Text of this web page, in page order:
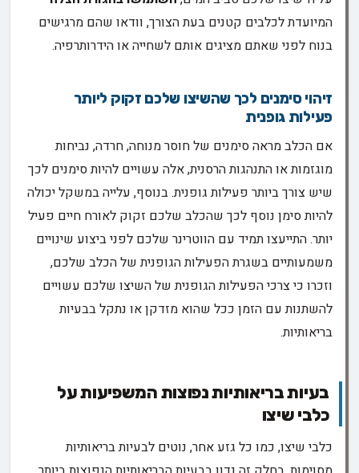
המיועדת לכלבים קטנים בעת הצורך, וודאו שהם מרגישים
בנוח לפני שאתם מציגים אותם לשחייה או הידרותרפיה.
זיהוי סימנים לכך שהשיצו שלכם זקוק ליותר
פעילות גופנית
אם הכלב מראה סימנים של חוסר מנוחה, חרדה, נביחות
מוגזמות או התנהגות הרסנית, אלה עשויים להיות סימנים לכך
שיש צורך ביותר פעילות גופנית. בנוסף, עלייה במשקל יכולה
להיות סימן נוסף לכך שהכלב שלכם זקוק לאורח חיים פעיל
יותר. התייעצו תמיד עם הווטרינר שלכם לפני ביצוע שינויים
משמעותיים בשגרת הפעילות הגופנית של הכלב שלכם,
וזכרו כי צרכי הפעילות הגופנית של השיצו שלכם עשויים
להשתנות עם הזמן ככל שהוא מזדקן או נתקל בבעיות
בריאותיות.
בעיות בריאותיות נפוצות המשפיעות על
כלבי שיצו
כלבי שיצו, כמו כל גזע אחר, נוטים לבעיות בריאותיות